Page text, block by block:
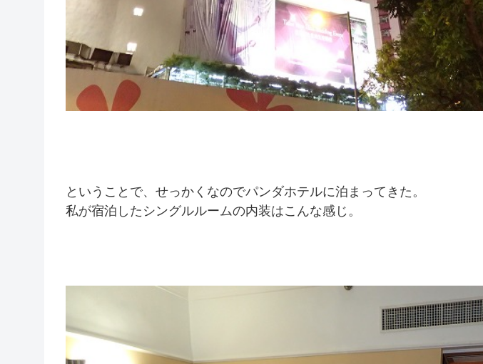
ということで、せっかくなのでパンダホテルに泊まってきた。
私が宿泊したシングルルームの内装はこんな感じ。